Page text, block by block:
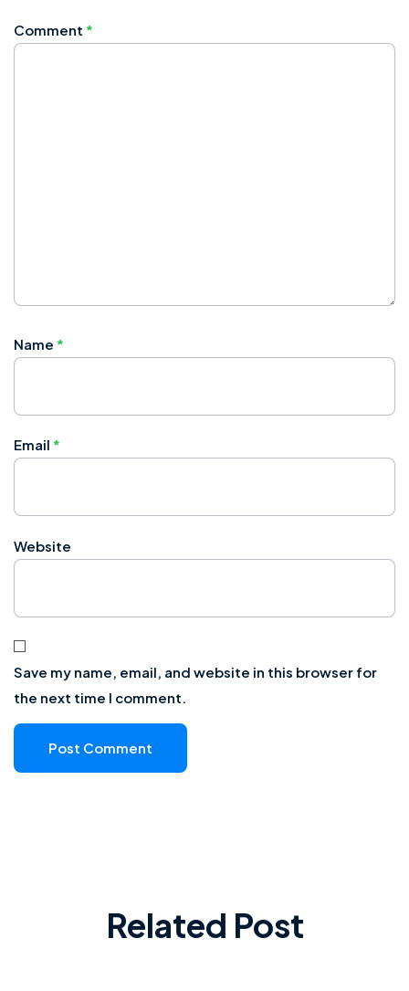
Comment *
Name *
Email *
Website
Save my name, email, and website in this browser for
the next time I comment.
Related Post